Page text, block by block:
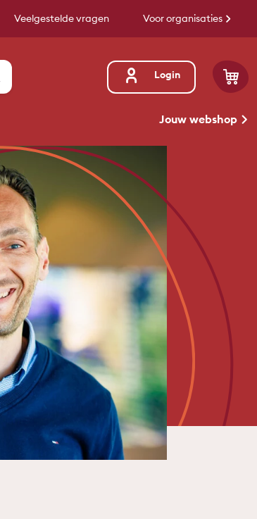
Veelgestelde vragen Voor organisaties
Login
Jouw webshop